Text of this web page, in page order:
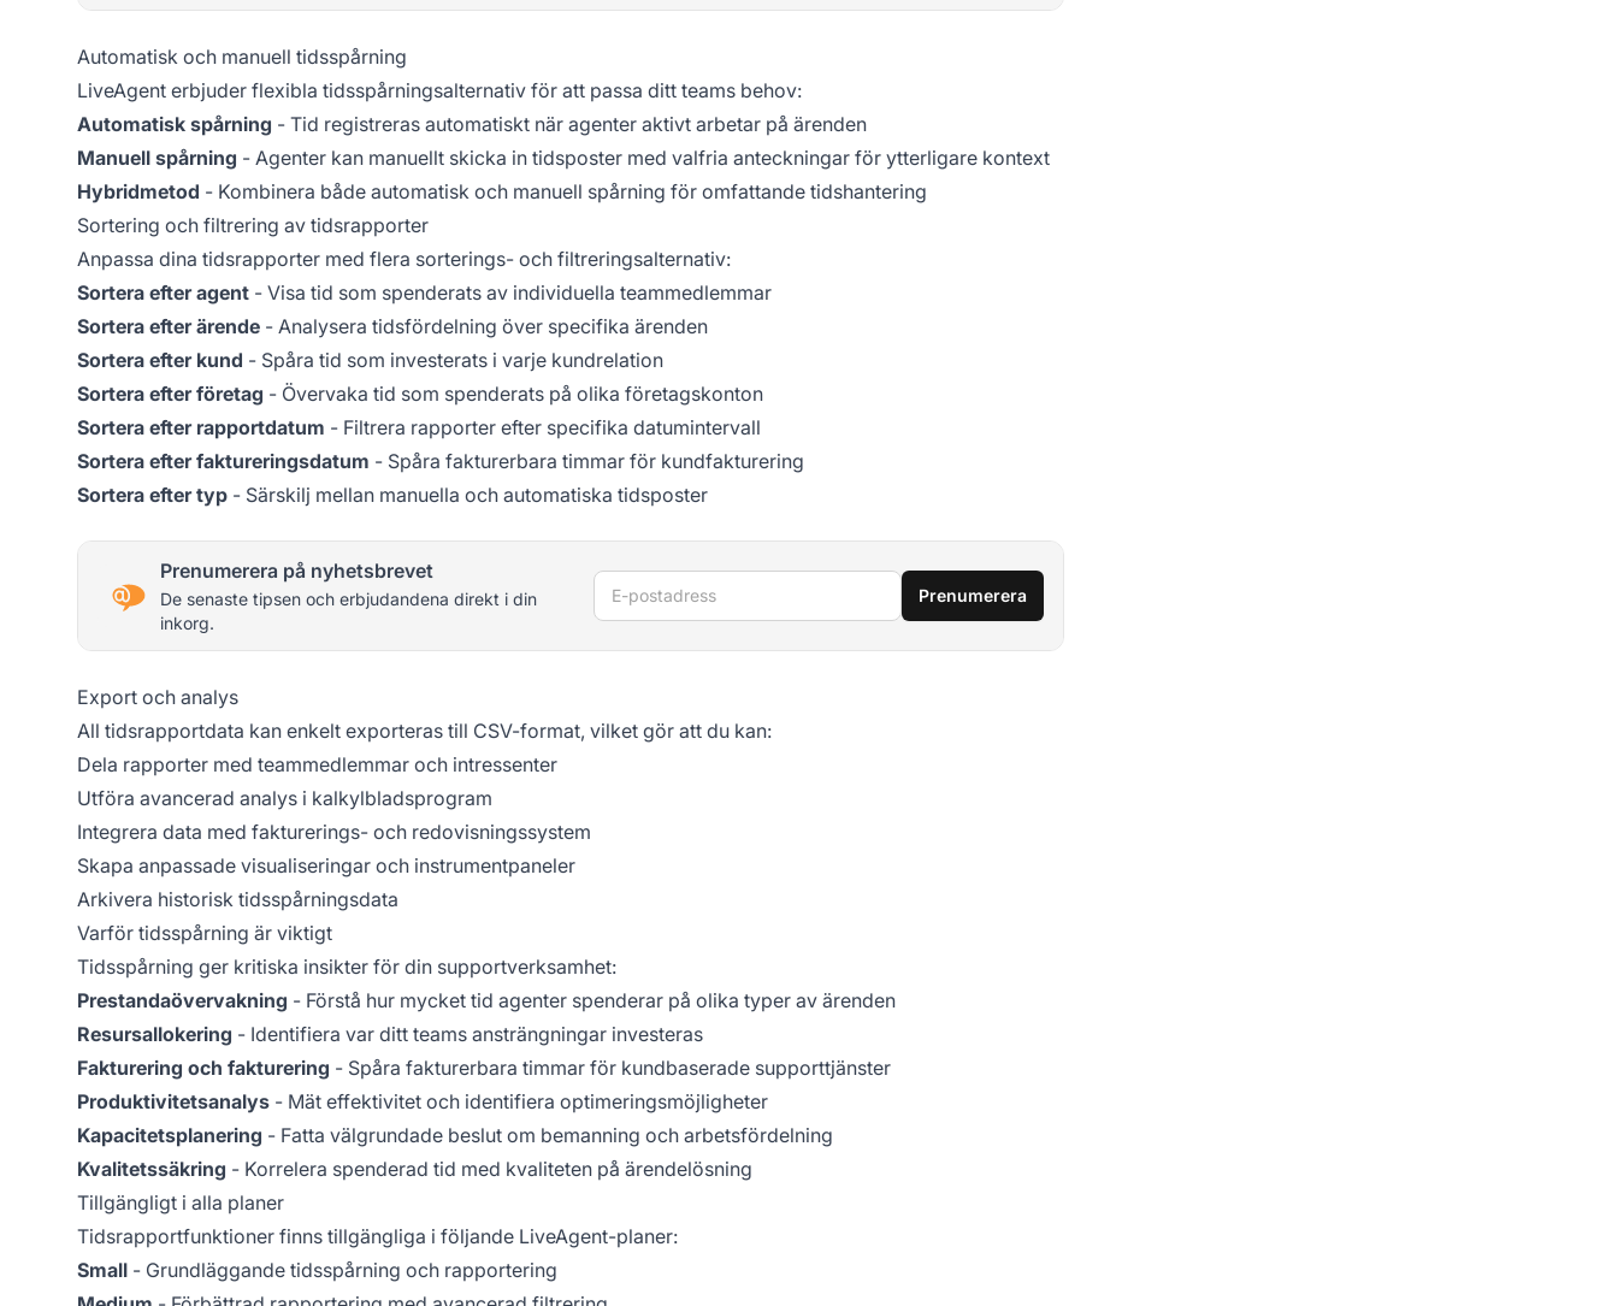
Automatisk och manuell tidsspårning
LiveAgent erbjuder flexibla tidsspårningsalternativ för att passa ditt teams behov:
Automatisk spårning - Tid registreras automatiskt när agenter aktivt arbetar på ärenden
Manuell spårning - Agenter kan manuellt skicka in tidsposter med valfria anteckningar för ytterligare kontext
Hybridmetod - Kombinera både automatisk och manuell spårning för omfattande tidshantering
Sortering och filtrering av tidsrapporter
Anpassa dina tidsrapporter med flera sorterings- och filtreringsalternativ:
Sortera efter agent - Visa tid som spenderats av individuella teammedlemmar
Sortera efter ärende - Analysera tidsfördelning över specifika ärenden
Sortera efter kund - Spåra tid som investerats i varje kundrelation
Sortera efter företag - Övervaka tid som spenderats på olika företagskonton
Sortera efter rapportdatum - Filtrera rapporter efter specifika datumintervall
Sortera efter faktureringsdatum - Spåra fakturerbara timmar för kundfakturering
Sortera efter typ - Särskilj mellan manuella och automatiska tidsposter
Prenumerera på nyhetsbrevet
De senaste tipsen och erbjudandena direkt i din
inkorg.
E-postadress Prenumerera
Export och analys
All tidsrapportdata kan enkelt exporteras till CSV-format, vilket gör att du kan:
Dela rapporter med teammedlemmar och intressenter
Utföra avancerad analys i kalkylbladsprogram
Integrera data med fakturerings- och redovisningssystem
Skapa anpassade visualiseringar och instrumentpaneler
Arkivera historisk tidsspårningsdata
Varför tidsspårning är viktigt
Tidsspårning ger kritiska insikter för din supportverksamhet:
Prestandaövervakning - Förstå hur mycket tid agenter spenderar på olika typer av ärenden
Resursallokering - Identifiera var ditt teams ansträngningar investeras
Fakturering och fakturering - Spåra fakturerbara timmar för kundbaserade supporttjänster
Produktivitetsanalys - Mät effektivitet och identifiera optimeringsmöjligheter
Kapacitetsplanering - Fatta välgrundade beslut om bemanning och arbetsfördelning
Kvalitetssäkring - Korrelera spenderad tid med kvaliteten på ärendelösning
Tillgängligt i alla planer
Tidsrapportfunktioner finns tillgängliga i följande LiveAgent-planer:
Small - Grundläggande tidsspårning och rapportering